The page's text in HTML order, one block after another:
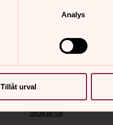
Analys
Tillåt urval
Hitta snabbt
Kalender - Vad
Dop, konfirmation,
begravning
Konfirmation
Kyrkor och
Jobba med oss!
Visselblåsarfunktion
Sidkarta